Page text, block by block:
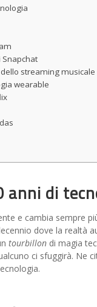
Snapchat
streaming musicale
wearable
di
e cambia sempre
dove la realtà
tourbillon di magia
ci sfuggirà.